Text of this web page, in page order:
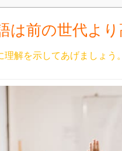
は前の世代よ
解を示してあげましょう。